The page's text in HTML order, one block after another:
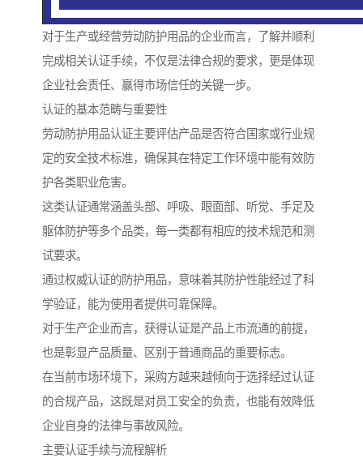
对于生产或经营劳动防护用品的企业而言，了解并顺利
完成相关认证手续，不仅是法律合规的要求，更是体现
企业社会责任、赢得市场信任的关键一步。
认证的基本范畴与重要性
劳动防护用品认证主要评估产品是否符合国家或行业规
定的安全技术标准，确保其在特定工作环境中能有效防
护各类职业危害。
这类认证通常涵盖头部、呼吸、眼面部、听觉、手足及
躯体防护等多个品类，每一类都有相应的技术规范和测
试要求。
通过权威认证的防护用品，意味着其防护性能经过了科
学验证，能为使用者提供可靠保障。
对于生产企业而言，获得认证是产品上市流通的前提，
也是彰显产品质量、区别于普通商品的重要标志。
在当前市场环境下，采购方越来越倾向于选择经过认证
的合规产品，这既是对员工安全的负责，也能有效降低
企业自身的法律与事故风险。
主要认证手续与流程解析